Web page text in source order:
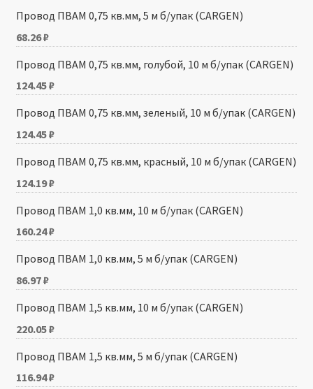
Провод ПВАМ 0,75 кв.мм, 5 м б/упак (CARGEN)
68.26₽
Провод ПВАМ 0,75 кв.мм, голубой, 10 м б/упак (CARGEN)
124.45₽
Провод ПВАМ 0,75 кв.мм, зеленый, 10 м б/упак (CARGEN)
124.45₽
Провод ПВАМ 0,75 кв.мм, красный, 10 м б/упак (CARGEN)
124.19₽
Провод ПВАМ 1,0 кв.мм, 10 м б/упак (CARGEN)
160.24₽
Провод ПВАМ 1,0 кв.мм, 5 м б/упак (CARGEN)
86.97₽
Провод ПВАМ 1,5 кв.мм, 10 м б/упак (CARGEN)
220.05₽
Провод ПВАМ 1,5 кв.мм, 5 м б/упак (CARGEN)
116.94₽